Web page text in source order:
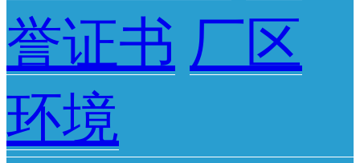
誉证书 厂区
环境